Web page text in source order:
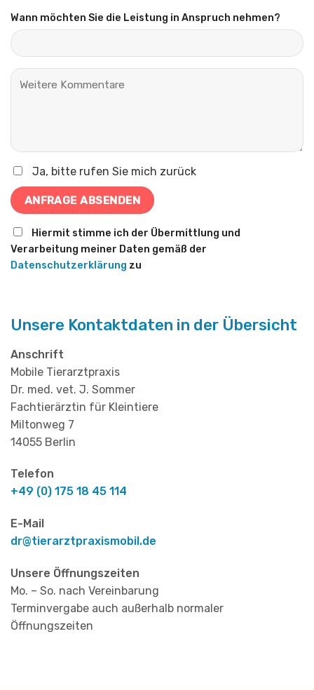
Wann möchten Sie die Leistung in Anspruch nehmen?
Ja, bitte rufen Sie mich zurück
Hiermit stimme ich der Übermittlung und
Verarbeitung meiner Daten gemäß der
Datenschutzerklärung zu
Unsere Kontaktdaten in der Übersicht
Anschrift
Mobile Tierarztpraxis
Dr. med. vet. J. Sommer
Fachtierärztin für Kleintiere
Miltonweg 7
14055 Berlin
Telefon
+49 (0) 175 18 45 114
E-Mail
dr@tierarztpraxismobil.de
Unsere Öffnungszeiten
Mo. – So. nach Vereinbarung
Terminvergabe auch außerhalb normaler
Öffnungszeiten